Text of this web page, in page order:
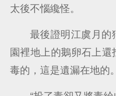
太後不惱纔怪。
最後證明江虞月
園裡地上的鵝卵石上
毒的，這是遺漏在地的。